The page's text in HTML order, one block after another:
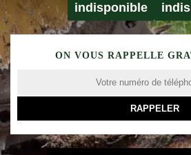
indisponible
ON VOUS RAPPELLE